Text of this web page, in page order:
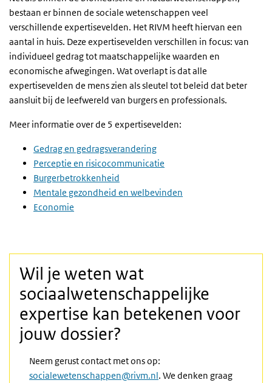
bestaan er binnen de sociale wetenschappen veel
verschillende expertisevelden. Het RIVM heeft hiervan een
aantal in huis. Deze expertisevelden verschillen in focus: van
individueel gedrag tot maatschappelijke waarden en
economische afwegingen. Wat overlapt is dat alle
expertisevelden de mens zien als sleutel tot beleid dat beter
aansluit bij de leefwereld van burgers en professionals.
Meer informatie over de 5 expertisevelden:
Gedrag en gedragsverandering
Perceptie en risicocommunicatie
Burgerbetrokkenheid
Mentale gezondheid en welbevinden
Economie
Wil je weten wat
sociaalwetenschappelijke
expertise kan betekenen voor
jouw dossier?
Neem gerust contact met ons op:
socialewetenschappen@rivm.nl. We denken graag